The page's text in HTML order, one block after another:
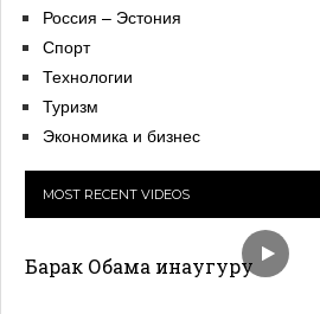
Россия – Эстония
Спорт
Технологии
Туризм
Экономика и бизнес
MOST RECENT VIDEOS
Барак Обама инаугуру